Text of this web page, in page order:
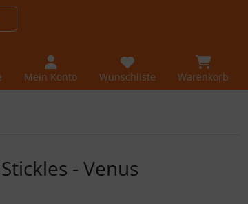
Mein Konto Wunschliste Warenkorb
- Venus